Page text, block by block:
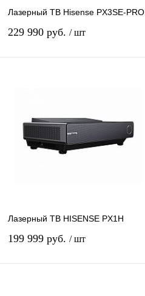
Лазерный ТВ Hisense PX3SE-PRO
229 990 руб. / шт
В избранное
наличии
Лазерный ТВ HISENSE PX1H
199 999 руб. / шт